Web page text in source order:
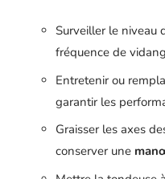
Surveiller le niveau
fréquence de
Entretenir ou
garantir les
Graisser les axes
conserver une